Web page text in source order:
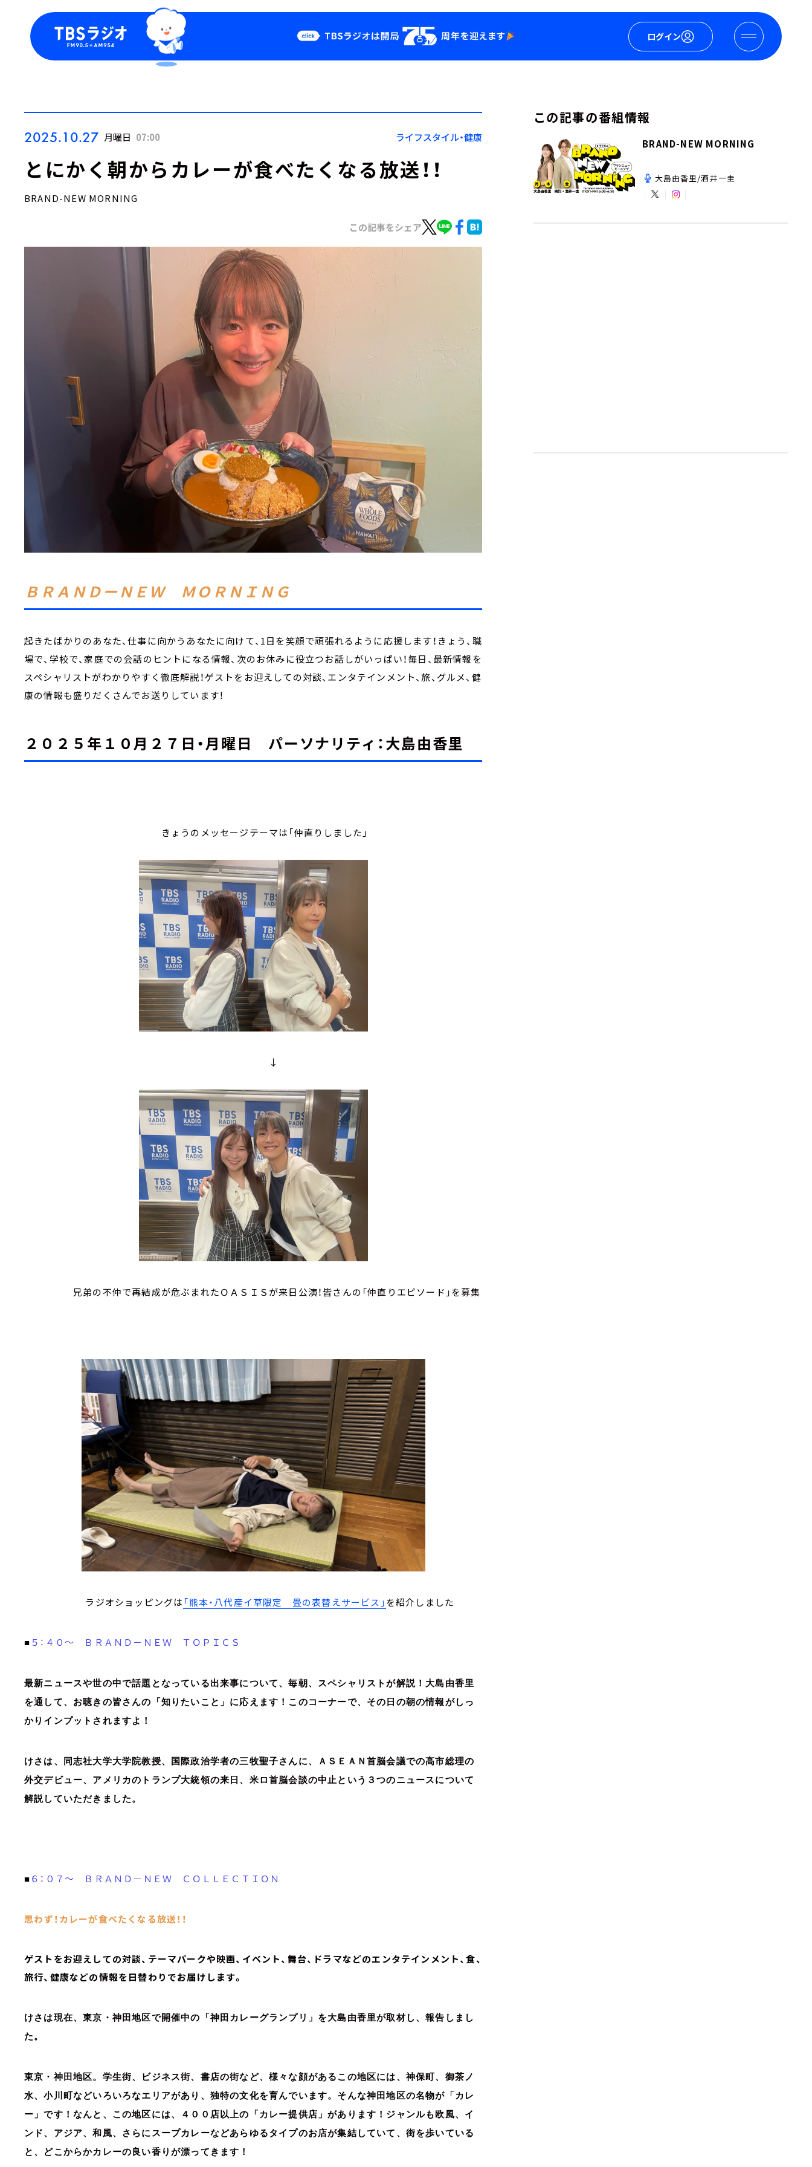
ログイン
Podcast
YouTube
会社情報
2025.10.27 月曜日 07:00 ライフスタイル・健康
とにかく朝からカレーが食べたくなる放送！！
BRAND-NEW MORNING
この記事をシェア
ＢＲＡＮＤーＮＥＷ ＭＯＲＮＩＮＧ
起きたばかりのあなた、仕事に向かうあなたに向けて、1日を笑顔で頑張れるように応援します！きょう、職
場で、学校で、家庭での会話のヒントになる情報、次のお休みに役立つお話しがいっぱい！毎日、最新情報を
スペシャリストがわかりやすく徹底解説！ゲストをお迎えしての対談、エンタテインメント、旅、グルメ、健
康の情報も盛りだくさんでお送りしています！
２０２５年１０月２７日・月曜日 パーソナリティ：大島由香里
きょうのメッセージテーマは「仲直りしました」
↓
兄弟の不仲で再結成が危ぶまれたＯＡＳＩＳが来日公演！皆さんの「仲直りエピソード」を募集
ラジオショッピングは 「熊本・八代産イ草限定 畳の表替えサービス」を紹介しました
■ ５：４０～ ＢＲＡＮＤ－ＮＥＷ ＴＯＰＩＣＳ
最新ニュースや世の中で話題となっている出来事について、毎朝、スペシャリストが解説！大島由香里
を通して、お聴きの皆さんの「知りたいこと」に応えます！このコーナーで、その日の朝の情報がしっ
かりインプットされますよ！
けさは、同志社大学大学院教授、国際政治学者の三牧聖子さんに、ＡＳＥＡＮ首脳会議での高市総理の
外交デビュー、アメリカのトランプ大統領の来日、米ロ首脳会談の中止という３つのニュースについて
解説していただきました。
■ ６：０７～ ＢＲＡＮＤ－ＮＥＷ ＣＯＬＬＥＣＴＩＯＮ
思わず！カレーが食べたくなる放送！！
ゲストをお迎えしての対談、テーマパークや映画、イベント、舞台、ドラマなどのエンタテインメント、食、
旅行、健康などの情報を日替わりでお届けします。
けさは現在、東京・神田地区で開催中の「神田カレーグランプリ」を大島由香里が取材し、報告しまし
た。
東京・神田地区。学生街、ビジネス街、書店の街など、様々な顔があるこの地区には、神保町、御茶ノ
水、小川町などいろいろなエリアがあり、独特の文化を育んでいます。そんな神田地区の名物が「カレ
ー」です！なんと、この地区には、４００店以上の「カレー提供店」があります！ジャンルも欧風、イ
ンド、アジア、和風、さらにスープカレーなどあらゆるタイプのお店が集結していて、街を歩いている
と、どこからかカレーの良い香りが漂ってきます！
この記事の番組情報
BRAND-NEW MORNING
大島由香里/酒井一圭